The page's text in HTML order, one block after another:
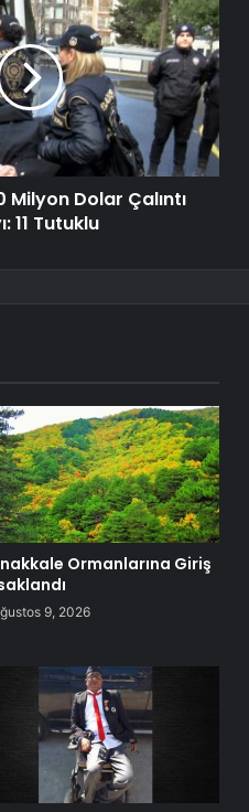
Milyon Dolar Çalıntı
11 Tutuklu
Ormanlarına Giriş
9, 2026